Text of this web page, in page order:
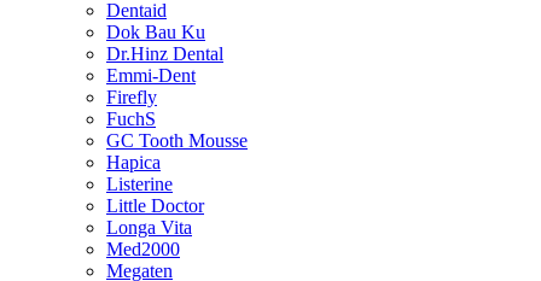
Dentaid
Dok Bau Ku
Dr.Hinz Dental
Emmi-Dent
Firefly
FuchS
GC Tooth Mousse
Hapica
Listerine
Little Doctor
Longa Vita
Med2000
Megaten